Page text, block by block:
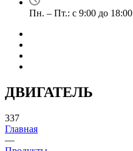
Пн. – Пт.: с 9:00 до 18:00
ДВИГАТЕЛЬ
337
Главная
—